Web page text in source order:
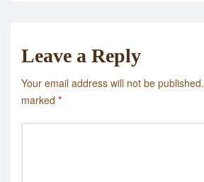
Leave a Reply
Your email address will not be published.
marked *